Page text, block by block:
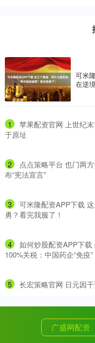
可米
在逆
1
苹果配资官网 上世纪
于原址
2
点点策略平台 也门两
布“宪法宣言”
3
可米隆配资APP下载
勇？看完我服了！
4
如何炒股配资APP下
100%关税：中国药企“免疫
5 长宏策略官网 日元因
广盛网配资